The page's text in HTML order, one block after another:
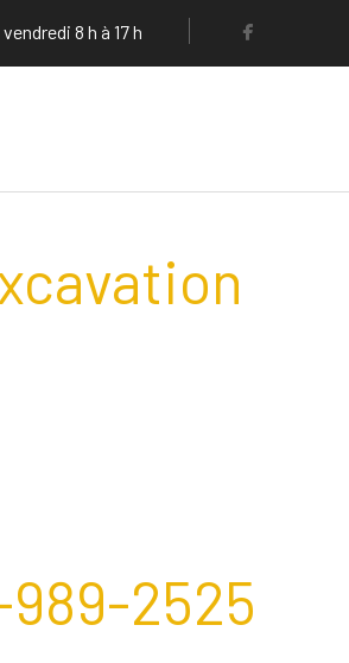
8 h à 17 h
989-2525